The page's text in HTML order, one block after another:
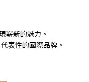
嶄新的魅力。
表性的國際品牌。